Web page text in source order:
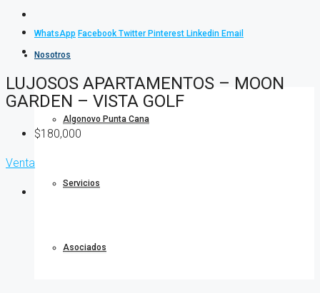
Nosotros
Algonovo Punta Cana
Servicios
Asociados
WhatsApp Facebook Twitter Pinterest Linkedin Email
LUJOSOS APARTAMENTOS – MOON
GARDEN – VISTA GOLF
$180,000
Venta